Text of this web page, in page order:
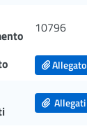
10796
Allegato
Allegati